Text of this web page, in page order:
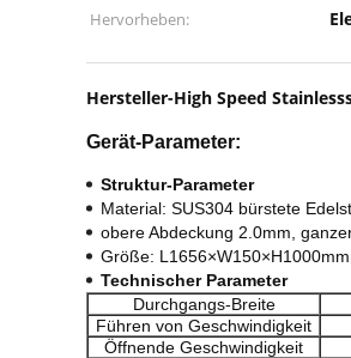
Hervorheben:
Hersteller-High Speed
Gerät-Parameter:
Struktur-Parameter
Material: SUS304 bürstete
obere Abdeckung 2.0mm,
Größe:
Technischer Parameter
Durchgangs-Breite
Führen von Geschwindigkeit
Öffnende Geschwindigkeit